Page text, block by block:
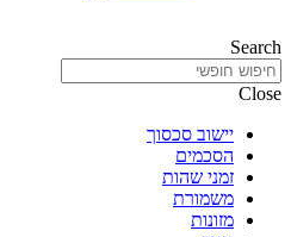
Search
Close
יישוב סכסוך
הסכמים
זמני שהות
משמורת
מזונות